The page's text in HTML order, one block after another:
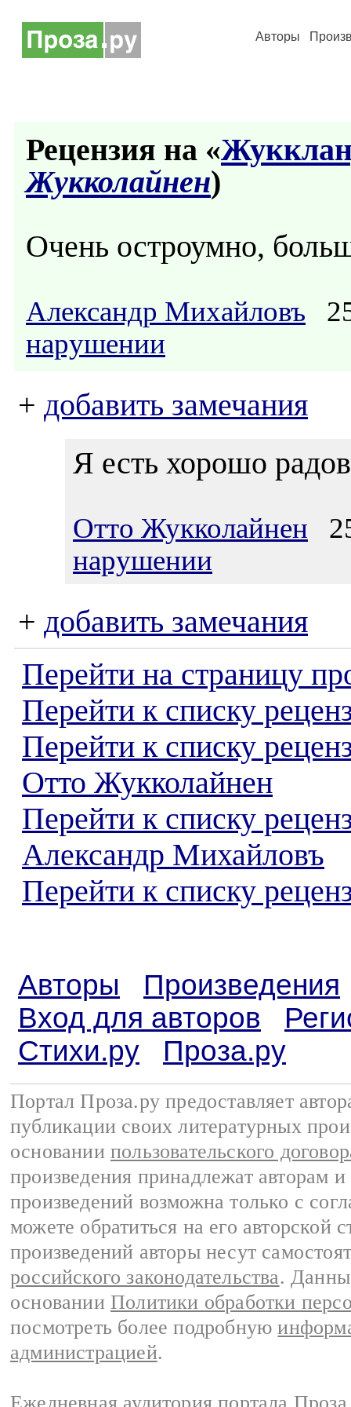
Авторы
Рецензия на «
Жукколайнен)
Очень остроумно,
Александр Михайловъ
нарушении
+ добавить замечания
Я есть хорошо
Отто Жукколайнен
нарушении
+ добавить замечания
Перейти на страницу
Перейти к списку
Перейти к списку
Отто Жукколайнен
Перейти к списку
Александр Михайловъ
Перейти к списку
Авторы
Произведения
Вход для авторов
Стихи.ру
Проза.ру
Портал Проза.ру предоставляет
публикации своих литературных
основании пользовательского
произведения принадлежат авторам
произведений возможна только с
можете обратиться на его авторской
произведений авторы несут
российского законодательства.
основании Политики обработки
посмотреть более подробную
администрацией.
Ежедневная аудитория портала